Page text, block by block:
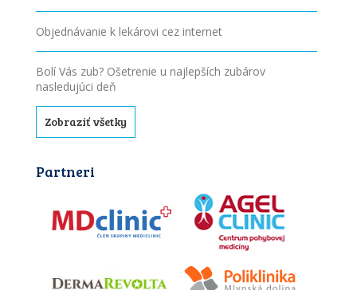
Objednávanie k lekárovi cez internet
Bolí Vás zub? Ošetrenie u najlepších zubárov
nasledujúci deň
Zobraziť všetky
Partneri